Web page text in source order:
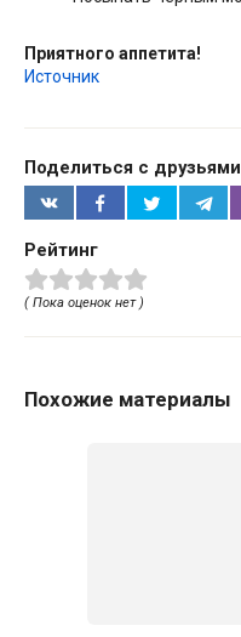
Приятного аппетита!
Источник
Поделиться с друзьями
Рейтинг
( Пока оценок нет )
Похожие материалы